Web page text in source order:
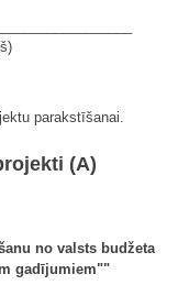
parakstīšanai.
(A)
no valsts budžeta
gadījumiem""